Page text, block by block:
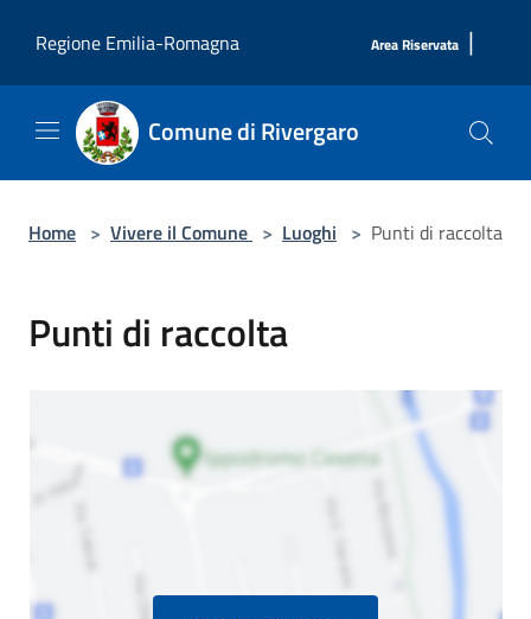
Regione Emilia-Romagna
Area Riservata |
Comune di Rivergaro
Home > Vivere il Comune > Luoghi > Punti di raccolta
Punti di raccolta